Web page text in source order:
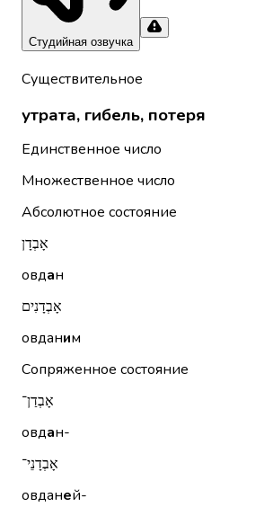
Студийная озвучка
Существительное
утрата, гибель, потеря
Единственное число
Множественное число
Абсолютное состояние
אָבְדָן
овдан
אָבְדָנִים
овданим
Сопряженное состояние
אָבְדַן־
овдан-
אָבְדָנֵי־
овданей-